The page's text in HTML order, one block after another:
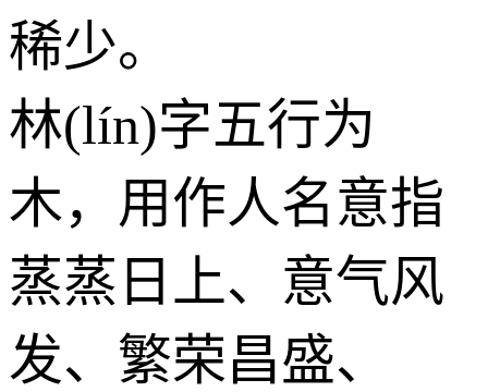
稀少。
林(lín)字五行为
木，用作人名意指
蒸蒸日上、意气风
发、繁荣昌盛、